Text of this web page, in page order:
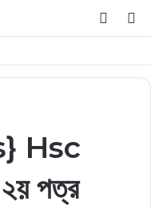
Switch
skin
Hsc
২য় পত্র